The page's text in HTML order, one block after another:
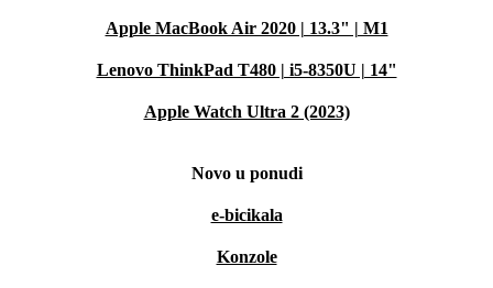
Apple MacBook Air 2020 | 13.3" | M1
Lenovo ThinkPad T480 | i5-8350U | 14"
Apple Watch Ultra 2 (2023)
Novo u ponudi
e-bicikala
Konzole